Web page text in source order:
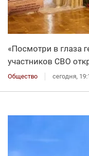
«Посмотри в глаза
участников СВО
Общество сегодня,